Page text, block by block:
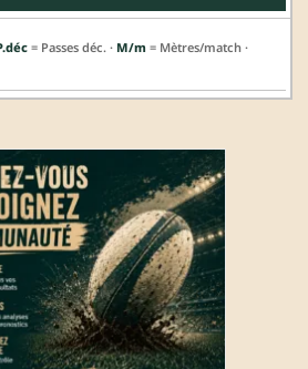
= Passes déc. · M/m = Mètres/match ·